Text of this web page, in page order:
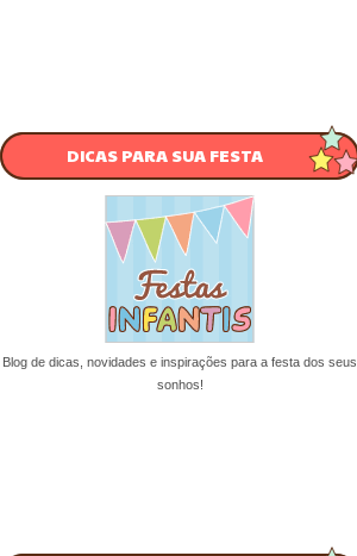
DICAS PARA SUA FESTA
Blog de dicas, novidades e inspirações para a festa dos seus
sonhos!